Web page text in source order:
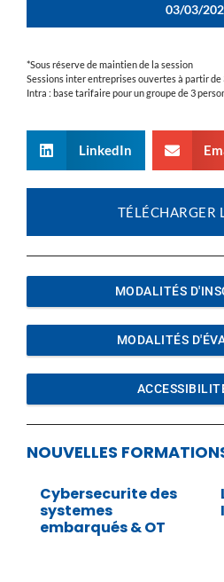
03/03/
*Sous réserve de maintien de la session
Sessions inter entreprises ouvertes à partir
Intra : base tarifaire pour un groupe de 3
LinkedIn
TÉLÉCHARGER
MODALITÉS
MODALITÉS
NOUVELLES
Cybersecurite des
systemes
embarqués & OT